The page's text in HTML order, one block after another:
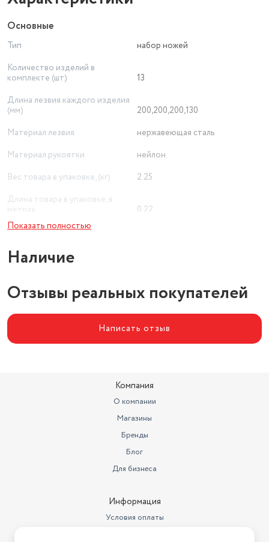
Основные
Тип
набор ножей
Количество изделий в
комплекте (шт)
13
Длина лезвия каждого изделия
(мм)
200,200,200,130
Материал лезвия
нержавеющая сталь
Материал рукоятки
нейлон
Вес товара в упаковке, (кг)
2.25
Длина товара в упаковке, в
0.22
Ширина товара в упаковке, в
Высота товара в упаковке, в
Объем товара в упаковке, в
Показать полностью
Наличие
Отзывы реальных покупателей
Написать отзыв
Компания
О компании
Магазины
Бренды
Блог
Для бизнеса
Информация
Условия оплаты